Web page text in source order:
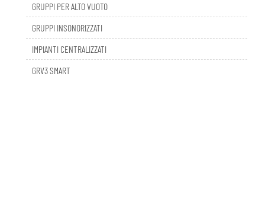
GRUPPI INSONORIZZATI
IMPIANTI CENTRALIZZATI
GRV3 SMART